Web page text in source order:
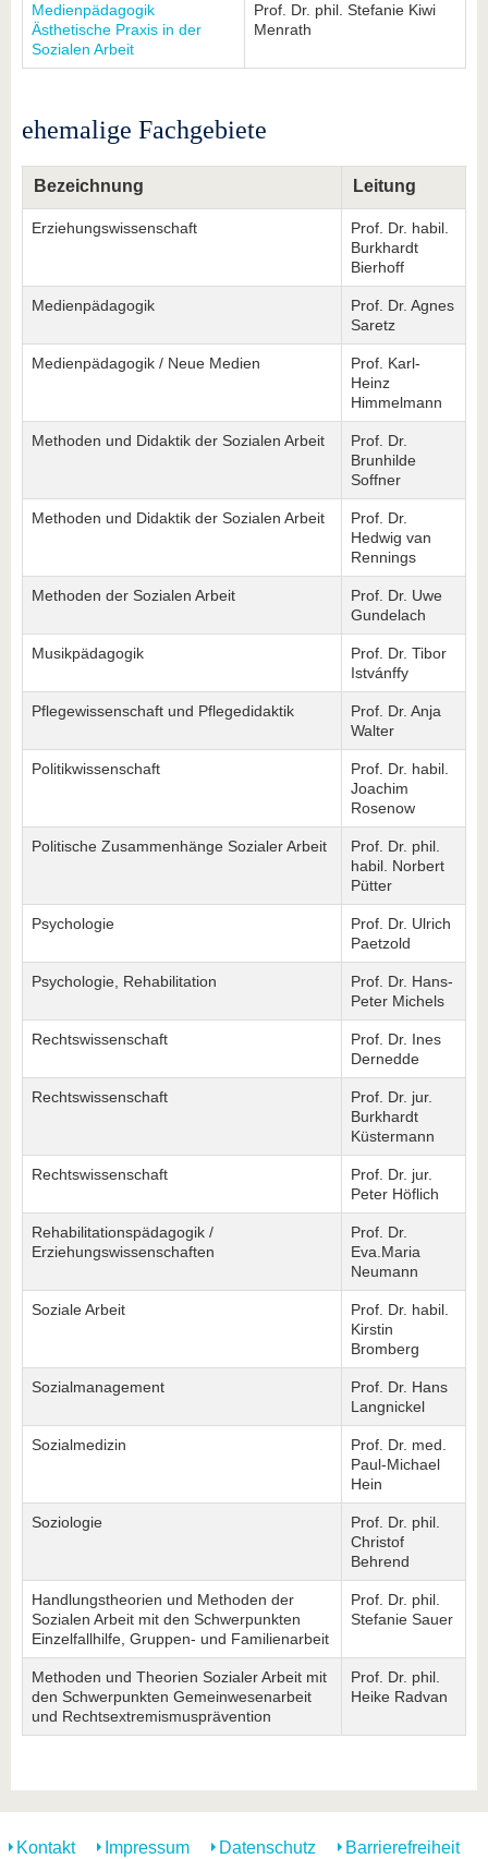
Medienpädagogik
Ästhetische Praxis in der
Sozialen Arbeit
Prof. Dr. phil. Stefanie Kiwi
Menrath
ehemalige Fachgebiete
Bezeichnung Leitung
Erziehungswissenschaft
Prof. Dr. habil.
Burkhardt
Bierhoff
Medienpädagogik
Prof. Dr. Agnes
Saretz
Medienpädagogik / Neue Medien
Prof. Karl-
Heinz
Himmelmann
Methoden und Didaktik der Sozialen Arbeit
Prof. Dr.
Brunhilde
Soffner
Methoden und Didaktik der Sozialen Arbeit
Prof. Dr.
Hedwig van
Rennings
Methoden der Sozialen Arbeit
Prof. Dr. Uwe
Gundelach
Musikpädagogik
Prof. Dr. Tibor
Istvánffy
Pflegewissenschaft und Pflegedidaktik
Prof. Dr. Anja
Walter
Politikwissenschaft
Prof. Dr. habil.
Joachim
Rosenow
Politische Zusammenhänge Sozialer Arbeit
Prof. Dr. phil.
habil. Norbert
Pütter
Psychologie
Prof. Dr. Ulrich
Paetzold
Psychologie, Rehabilitation
Prof. Dr. Hans-
Peter Michels
Rechtswissenschaft
Prof. Dr. Ines
Dernedde
Rechtswissenschaft
Prof. Dr. jur.
Burkhardt
Küstermann
Rechtswissenschaft
Prof. Dr. jur.
Peter Höflich
Rehabilitationspädagogik /
Erziehungswissenschaften
Prof. Dr.
Eva.Maria
Neumann
Soziale Arbeit
Prof. Dr. habil.
Kirstin
Bromberg
Sozialmanagement
Prof. Dr. Hans
Langnickel
Sozialmedizin
Prof. Dr. med.
Paul-Michael
Hein
Soziologie
Prof. Dr. phil.
Christof
Behrend
Handlungstheorien und Methoden der
Sozialen Arbeit mit den Schwerpunkten
Einzelfallhilfe, Gruppen- und Familienarbeit
Prof. Dr. phil.
Stefanie Sauer
Methoden und Theorien Sozialer Arbeit mit
den Schwerpunkten Gemeinwesenarbeit
und Rechtsextremismusprävention
Prof. Dr. phil.
Heike Radvan
Kontakt Impressum Datenschutz Barrierefreiheit